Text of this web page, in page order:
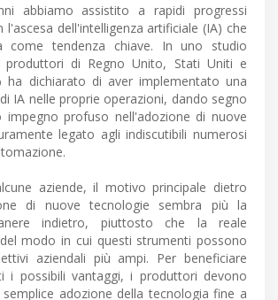
abbiamo assistito a rapidi progressi
l'ascesa dell'intelligenza artificiale (IA) che
come tendenza chiave. In uno studio
di Regno Unito, Stati Uniti e
ha dichiarato di aver implementato una
IA nelle proprie operazioni, dando segno
impegno profuso nell'adozione di nuove
legato agli indiscutibili numerosi
aziende, il motivo principale dietro
di nuove tecnologie sembra più la
indietro, piuttosto che la reale
modo in cui questi strumenti possono
aziendali più ampi. Per beneficiare
i possibili vantaggi, i produttori devono
adozione della tecnologia fine a